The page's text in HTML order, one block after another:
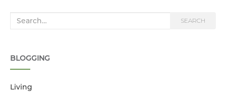
Search for: SEARCH
BLOGGING
Living